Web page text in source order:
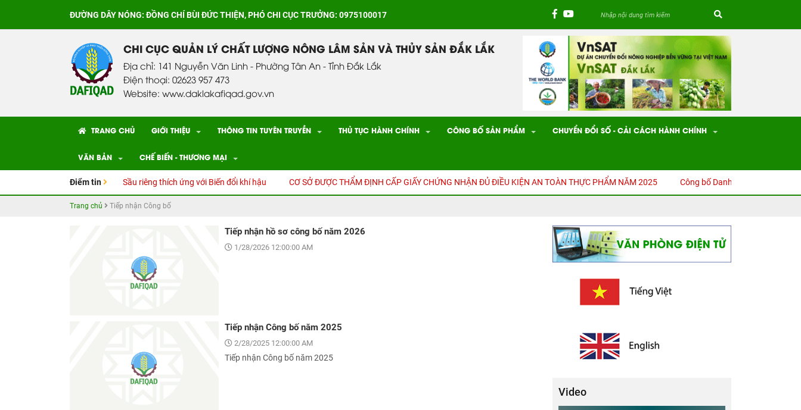
ĐƯỜNG DÂY NÓNG:ĐỒNG CHÍ BÙI ĐỨC THIỆN, PHÓ CHI CỤC TRƯỞNG: 0975100017
CHI CỤC QUẢN LÝ CHẤT LƯỢNG NÔNG LÂM SẢN VÀ THỦY SẢN ĐẮK LẮK
Địa chỉ: 141 Nguyễn Văn Linh - Phường Tân An - Tỉnh Đắk Lắk
Điện thoại: 02623 957 473
Website: www.daklakafiqad.gov.vn
TRANG CHỦ GIỚI THIỆU THÔNG TIN TUYÊN TRUYỀN THỦ TỤC HÀNH CHÍNH CÔNG BỐ SẢN PHẨM CHUYỂN ĐỔI SỐ - CẢI CÁCH HÀNH CHÍNH
VĂN BẢN CHẾ BIẾN - THƯƠNG MẠI
Điểm tin
dẫn kỹ thuật Canh tác cây Sầu riêng thích ứng với Biến đổi khí hậu CƠ SỞ ĐƯỢC THẨM ĐỊNH CẤP GIẤY CHỨNG NHẬN ĐỦ ĐIỀU KIỆN AN TOÀN THỰC PHẨM NĂM 2025 Công bố Danh mục thủ tục hành
Trang chủ Tiếp nhận Công bố
Tiếp nhận hồ sơ công bố năm 2026
1/28/2026 12:00:00 AM
Tiếp nhận Công bố năm 2025
2/28/2025 12:00:00 AM
Tiếp nhận Công bố năm 2025
Video